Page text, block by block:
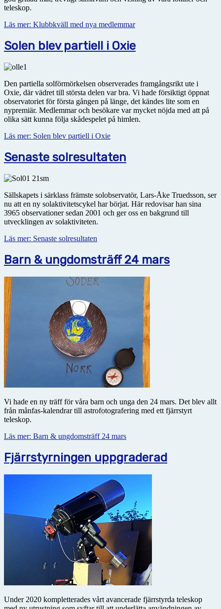
teleskop.
Läs mer: Klubbkväll med nya medlemmar
Solen blev partiell i Oxie
Den partiella solförmörkelsen observerades framgångsrikt ute i
Oxie, där vädret till största delen var bra. Vi hade försiktigt öppnat
observatoriet för första gången på länge, det kändes lite som en
nypremiär. Medlemmar och besökare var mycket nöjda med att på
olika sätt kunna följa skådespelet på himlen.
Läs mer: Solen blev partiell i Oxie
Senaste solresultaten
Sällskapets i särklass främste solobservatör, Lars-Åke Truedsson, ser
nu att en ny solaktivitetscykel har börjat. Här redovisar han sina
3965 observationer sedan 2001 och ger oss en bakgrund till
utvecklingen av solaktiviteten.
Läs mer: Senaste solresultaten
Barn & ungdomsträff 24 mars
Vi hade en ny träff för våra barn och unga den 24 mars. Det blev allt
från månfas-kalendrar till astrofotografering med ett fjärrstyrt
teleskop.
Läs mer: Barn & ungdomsträff 24 mars
Fjärrstyrningen uppgraderad
Under 2020 kompletterades vårt avancerade fjärrstyrda teleskop